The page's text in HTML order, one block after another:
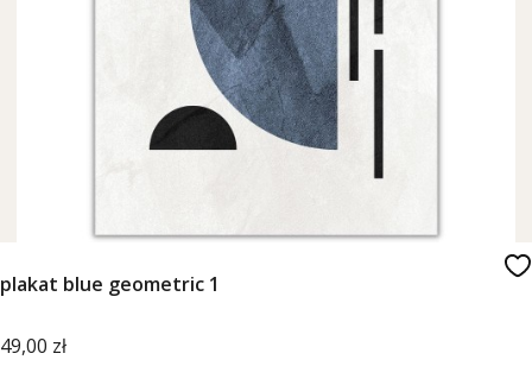
plakat blue geometric 1
Cena
49,00 zł